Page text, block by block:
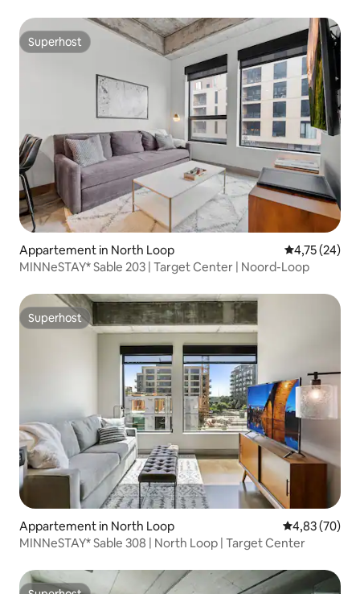
Superhost
Superhost
Appartement in North Loop Gemiddelde
4,75 (24)
MINNeSTAY* Sable 203 | Target Center | Noord-Loop
Superhost
Superhost
Appartement in North Loop Gemiddelde
4,83 (70)
MINNeSTAY* Sable 308 | North Loop | Target Center